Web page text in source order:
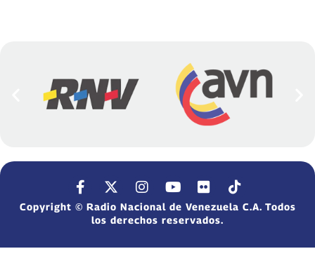
Copyright © Radio Nacional de Venezuela C.A. Todos
los derechos reservados.